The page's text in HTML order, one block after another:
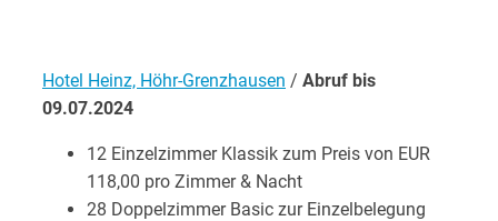
Hotel Heinz, Höhr-Grenzhausen / Abruf bis
09.07.2024
12 Einzelzimmer Klassik zum Preis von EUR
118,00 pro Zimmer & Nacht
28 Doppelzimmer Basic zur Einzelbelegung